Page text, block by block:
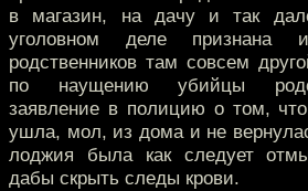
в магазин, на дачу и так
уголовном деле
родственников там совсем
по наущению убийцы
заявление в полицию о том,
ушла, мол, из дома и не
лоджия была как следует
дабы скрыть следы крови.